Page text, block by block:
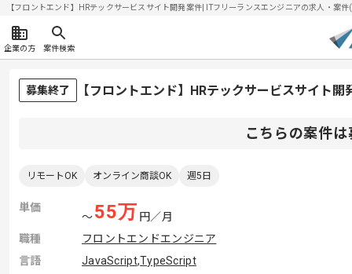
【フロントエンド】HRテックサービスサイト開発案件| ITフリーランスエンジニアの求人・案
企業の方 案件検索
募集終了 【フロントエンド】HRテックサービスサイト
こちらの案件
リモートOK オンライン商談OK 週5日
単価
〜55万 円／月
職種
フロントエンドエンジニア
言語
JavaScript,TypeScript